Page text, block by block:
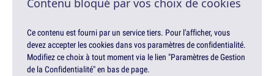
Contenu bloqué par vos choix de cookies
Ce contenu est fourni par un service tiers. Pour l'afficher, vous
devez accepter les cookies dans vos paramètres de confidentialité.
Modifiez ce choix à tout moment via le lien "Paramètres de Gestion
de la Confidentialité" en bas de page.